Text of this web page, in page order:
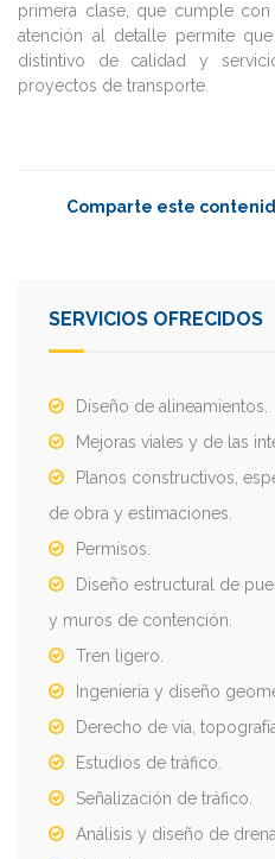
primera clase, que cumple
atención al detalle permite
distintivo de calidad y
proyectos de transporte.
Comparte este
SERVICIOS OFRECIDOS
Diseño de alineamientos.
Mejoras viales y de las
Planos constructivos,
de obra y estimaciones.
Permisos.
Diseño estructural de
y muros de contención.
Tren ligero.
Ingeniería y diseño
Derecho de vía,
Estudios de tráfico.
Señalización de tráfico.
Análisis y diseño de